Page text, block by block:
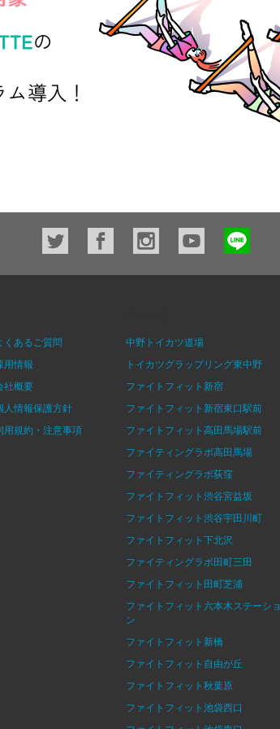
くあるご質問
用情報
社概要
人情報保護方針
用規約・注意事項
中野トイカツ道場
トイカツグラップリング東中野
ファイトフィット新宿
ファイトフィット新宿東口駅前
ファイトフィット高田馬場駅前
ファイティングラボ高田馬場
ファイティングラボ荻窪
ファイトフィット渋谷宮益坂
ファイトフィット渋谷宇田川町
ファイトフィット下北沢
ファイティングラボ田町三田
ファイトフィット田町芝浦
ファイトフィット六本木ステーショ
ン
ファイトフィット新橋
ファイトフィット自由が丘
ファイトフィット秋葉原
ファイトフィット池袋西口